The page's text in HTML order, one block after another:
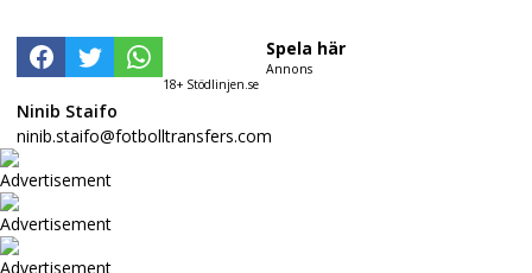
18+ Stödlinjen.se
Spela här
Annons
Ninib Staifo
ninib.staifo@fotbolltransfers.com